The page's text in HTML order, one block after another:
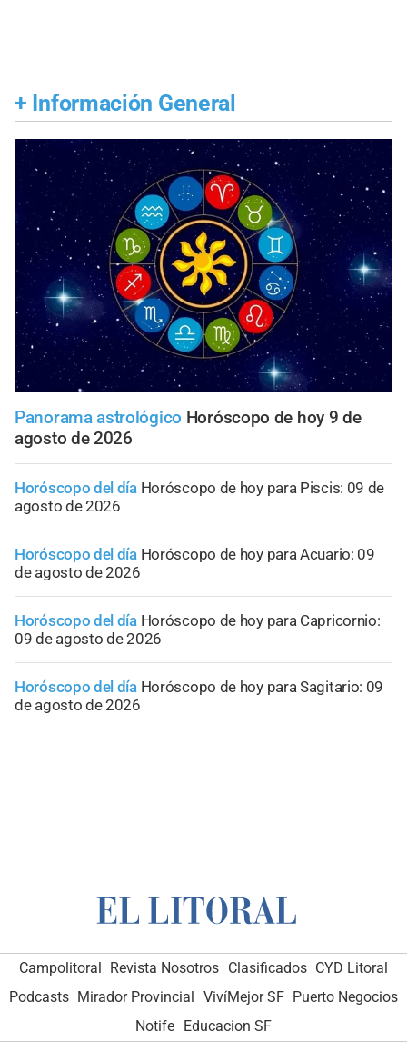
+ Información General
Panorama astrológico Horóscopo de hoy 9 de
agosto de 2026
Horóscopo del día Horóscopo de hoy para Piscis: 09 de
agosto de 2026
Horóscopo del día Horóscopo de hoy para Acuario: 09
de agosto de 2026
Horóscopo del día Horóscopo de hoy para Capricornio:
09 de agosto de 2026
Horóscopo del día Horóscopo de hoy para Sagitario: 09
de agosto de 2026
Campolitoral Revista Nosotros Clasificados CYD Litoral
Podcasts Mirador Provincial VivíMejor SF Puerto Negocios
Notife Educacion SF